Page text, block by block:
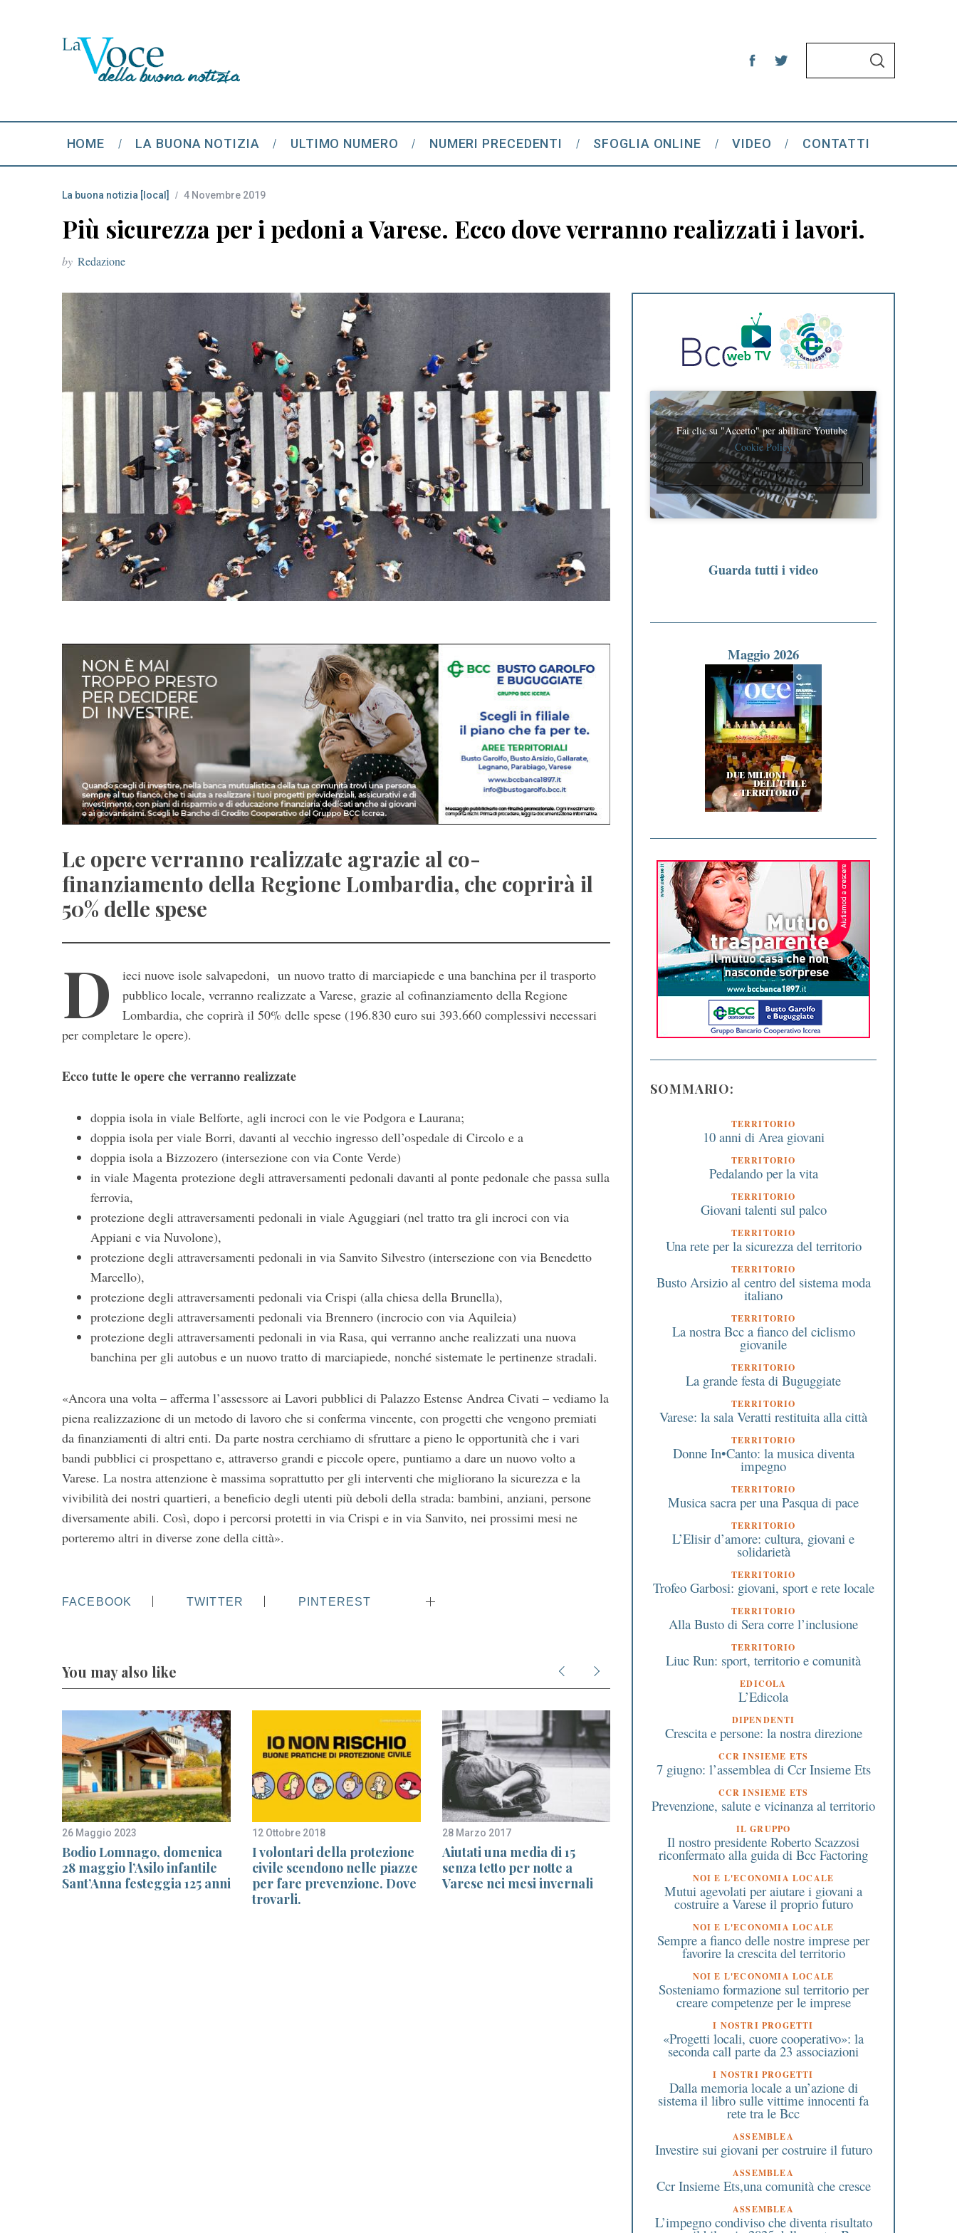
h
f
:
S
HOME LA BUONA NOTIZIA ULTIMO NUMERO NUMERI PRECEDENTI SFOGLIA ONLINE VIDEO CONTATTI
La buona notizia [local] 4 Novembre 2019
Più sicurezza per i pedoni a Varese. Ecco dove verranno realizzati i lavori.
by Redazione
Le opere verranno realizzate agrazie al co-
finanziamento della Regione Lombardia, che coprirà il
50% delle spese
D
ieci nuove isole salvapedoni, un nuovo tratto di marciapiede e una banchina per il trasporto
pubblico locale, verranno realizzate a Varese, grazie al cofinanziamento della Regione
Lombardia, che coprirà il 50% delle spese (196.830 euro sui 393.660 complessivi necessari
per completare le opere).
Ecco tutte le opere che verranno realizzate
doppia isola in viale Belforte, agli incroci con le vie Podgora e Laurana;
doppia isola per viale Borri, davanti al vecchio ingresso dell’ospedale di Circolo e a
doppia isola a Bizzozero (intersezione con via Conte Verde)
in viale Magenta protezione degli attraversamenti pedonali davanti al ponte pedonale che passa sulla
ferrovia,
protezione degli attraversamenti pedonali in viale Aguggiari (nel tratto tra gli incroci con via
Appiani e via Nuvolone),
protezione degli attraversamenti pedonali in via Sanvito Silvestro (intersezione con via Benedetto
Marcello),
protezione degli attraversamenti pedonali via Crispi (alla chiesa della Brunella),
protezione degli attraversamenti pedonali via Brennero (incrocio con via Aquileia)
protezione degli attraversamenti pedonali in via Rasa, qui verranno anche realizzati una nuova
banchina per gli autobus e un nuovo tratto di marciapiede, nonché sistemate le pertinenze stradali.
«Ancora una volta – afferma l’assessore ai Lavori pubblici di Palazzo Estense Andrea Civati – vediamo la
piena realizzazione di un metodo di lavoro che si conferma vincente, con progetti che vengono premiati
da finanziamenti di altri enti. Da parte nostra cerchiamo di sfruttare a pieno le opportunità che i vari
bandi pubblici ci prospettano e, attraverso grandi e piccole opere, puntiamo a dare un nuovo volto a
Varese. La nostra attenzione è massima soprattutto per gli interventi che migliorano la sicurezza e la
vivibilità dei nostri quartieri, a beneficio degli utenti più deboli della strada: bambini, anziani, persone
diversamente abili. Così, dopo i percorsi protetti in via Crispi e in via Sanvito, nei prossimi mesi ne
porteremo altri in diverse zone della città».
FACEBOOK TWITTER PINTEREST
You may also like
26 Maggio 2023
Bodio Lomnago, domenica
28 maggio l’Asilo infantile
Sant’Anna festeggia 125 anni
12 Ottobre 2018
I volontari della protezione
civile scendono nelle piazze
per fare prevenzione. Dove
trovarli.
28 Marzo 2017
Aiutati una media di 15
senza tetto per notte a
Varese nei mesi invernali
Cinquanta candeline per
l’Asilo Ente Morale a
Turbigo
Istituto Barbara Melzi
Scuole di Musica
oltre 100 bambini
protagonisti del
Estivo 2026
Fai clic su "Accetto" per abilitare Youtube
Cookie Policy
ACCETTO
Guarda tutti i video
Maggio 2026
SOMMARIO:
TERRITORIO
10 anni di Area giovani
TERRITORIO
Pedalando per la vita
TERRITORIO
Giovani talenti sul palco
TERRITORIO
Una rete per la sicurezza del territorio
TERRITORIO
Busto Arsizio al centro del sistema moda
italiano
TERRITORIO
La nostra Bcc a fianco del ciclismo
giovanile
TERRITORIO
La grande festa di Buguggiate
TERRITORIO
Varese: la sala Veratti restituita alla città
TERRITORIO
Donne In•Canto: la musica diventa
impegno
TERRITORIO
Musica sacra per una Pasqua di pace
TERRITORIO
L’Elisir d’amore: cultura, giovani e
solidarietà
TERRITORIO
Trofeo Garbosi: giovani, sport e rete locale
TERRITORIO
Alla Busto di Sera corre l’inclusione
TERRITORIO
Liuc Run: sport, territorio e comunità
EDICOLA
L’Edicola
DIPENDENTI
Crescita e persone: la nostra direzione
CCR INSIEME ETS
7 giugno: l’assemblea di Ccr Insieme Ets
CCR INSIEME ETS
Prevenzione, salute e vicinanza al territorio
IL GRUPPO
Il nostro presidente Roberto Scazzosi
riconfermato alla guida di Bcc Factoring
NOI E L'ECONOMIA LOCALE
Mutui agevolati per aiutare i giovani a
costruire a Varese il proprio futuro
NOI E L'ECONOMIA LOCALE
Sempre a fianco delle nostre imprese per
favorire la crescita del territorio
NOI E L'ECONOMIA LOCALE
Sosteniamo formazione sul territorio per
creare competenze per le imprese
I NOSTRI PROGETTI
«Progetti locali, cuore cooperativo»: la
seconda call parte da 23 associazioni
I NOSTRI PROGETTI
Dalla memoria locale a un’azione di
sistema il libro sulle vittime innocenti fa
rete tra le Bcc
ASSEMBLEA
Investire sui giovani per costruire il futuro
ASSEMBLEA
Ccr Insieme Ets,una comunità che cresce
ASSEMBLEA
L’impegno condiviso che diventa risultato
e
r
c
h
: